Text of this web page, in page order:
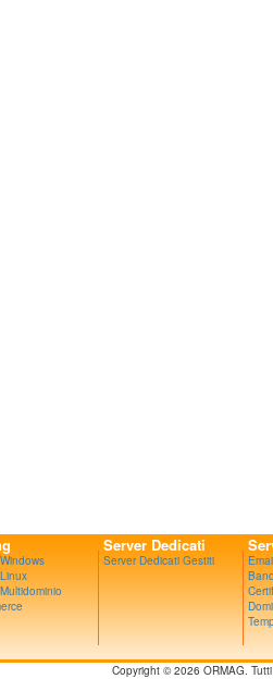
Server Dedicati
Server Dedicati Gestiti
Copyright © 2026 ORMAG.